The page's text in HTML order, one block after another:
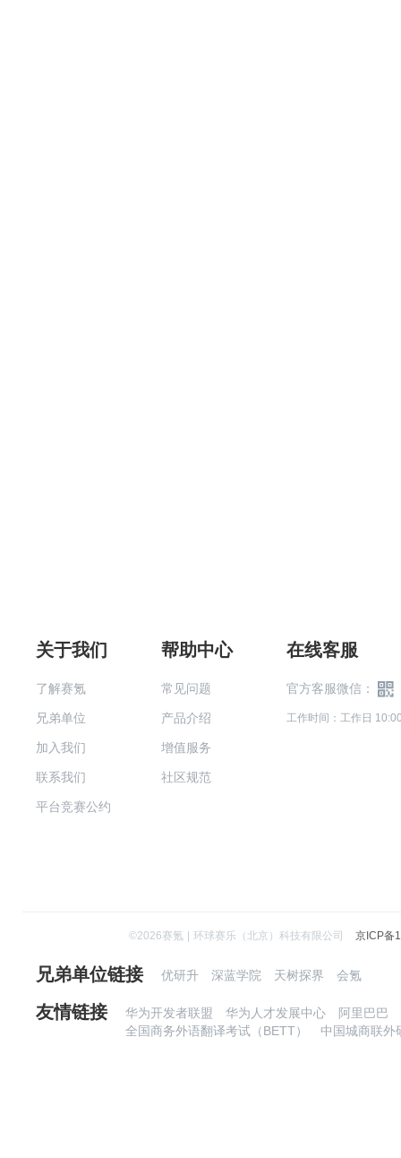
关于我们
了解赛氪
兄弟单位
加入我们
联系我们
平台竞赛公约
帮助中心
常见问题
产品介绍
增值服务
社区规范
在线客服
官方客服微信：
工作时间：工作日
兄弟单位链接 优研升 深蓝学院 天树探界 会氪
友情链接 华为开发者联盟 华为人才发展中心 阿里巴巴
全国商务外语翻译考试（BETT）
中国城商联外
©2026赛氪 环球赛乐（北京）科技有限公司 京ICP备